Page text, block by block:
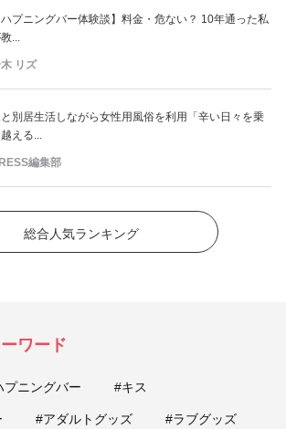
ハプニングバー体験談】料金・危ない？ 10年通った私
...
リズ
別居生活しながら女性用風俗を利用「辛い日々を乗
越える...
編集部
総合人気ランキング
ワード
プニングバー #キス
#アダルトグッズ #ラブグッズ